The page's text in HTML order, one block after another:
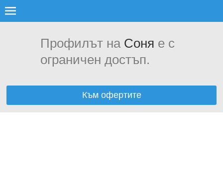
Профилът на Соня е с
ограничен достъп.
Към офертите